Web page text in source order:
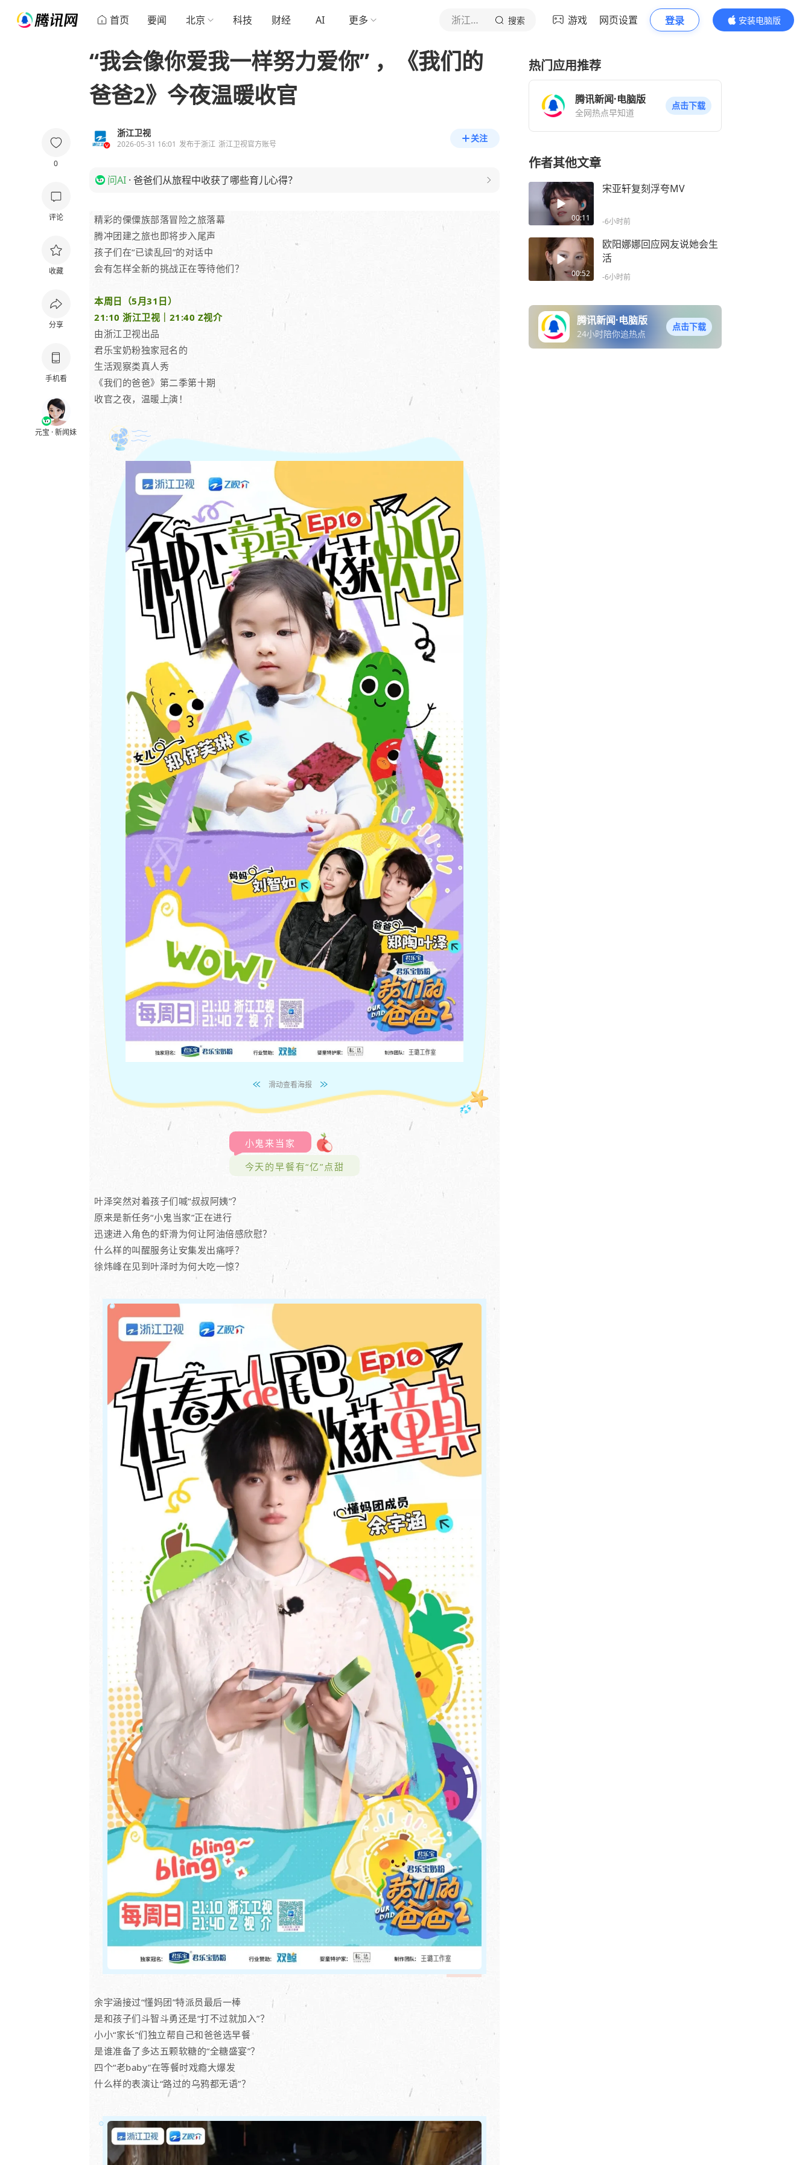
首页 要闻 北京 科技 财经 AI 更多 浙江卫视 搜索 游戏 网页设置 登录
安装电脑版
内容更精彩
0
评论
收藏
分享
手机看
元宝 · 新闻妹
“我会像你爱我一样努力爱你” ，《我们的
爸爸2》今夜温暖收官
浙江卫视
2026-05-31 16:01 发布于浙江 浙江卫视官方账号
关注
问AI · 爸爸们从旅程中收获了哪些育儿心得？
精彩的傈僳族部落冒险之旅落幕
腾冲团建之旅也即将步入尾声
孩子们在“已读乱回”的对话中
会有怎样全新的挑战正在等待他们？
本周日（5月31日）
21:10 浙江卫视｜21:40 Z视介
由浙江卫视出品
君乐宝奶粉独家冠名的
生活观察类真人秀
《我们的爸爸》第二季第十期
收官之夜，温暖上演！
滑动查看海报
小鬼来当家
今天的早餐有“亿”点甜
叶泽突然对着孩子们喊“叔叔阿姨”？
原来是新任务“小鬼当家”正在进行
迅速进入角色的虾滑为何让阿油倍感欣慰？
什么样的叫醒服务让安集发出痛呼？
徐炜峰在见到叶泽时为何大吃一惊？
余宇涵接过“懂妈团”特派员最后一棒
是和孩子们斗智斗勇还是“打不过就加入”？
小小“家长”们独立帮自己和爸爸选早餐
是谁准备了多达五颗软糖的“全糖盛宴”？
四个“老baby”在等餐时戏瘾大爆发
什么样的表演让“路过的乌鸦都无语”？
热门应用推荐
腾讯新闻·电脑版
全网热点早知道
点击下载
作者其他文章
00:11
宋亚轩复刻浮夸MV
-6小时前
00:52
欧阳娜娜回应网友说她会生
活
-6小时前
腾讯新闻·电脑版
24小时陪你追热点
点击下载